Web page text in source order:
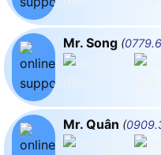
Mr. Song (
Mr. Quân (